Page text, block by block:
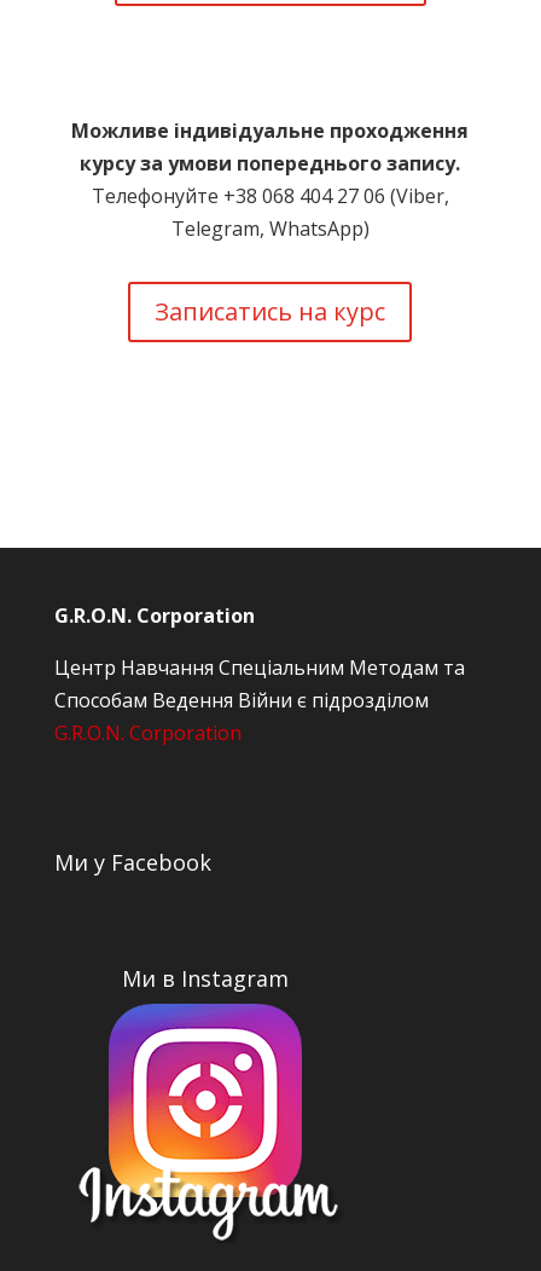
Можливе індивідуальне проходження
курсу за умови попереднього запису.
Телефонуйте +38 068 404 27 06 (Viber,
Telegram, WhatsApp)
Записатись на курс
G.R.O.N. Corporation
Центр Навчання Спеціальним Методам та
Способам Ведення Війни є підрозділом
G.R.O.N. Corporation
Ми у Facebook
Ми в Instagram